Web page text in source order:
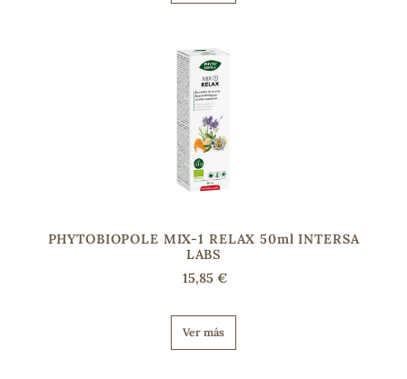
PHYTOBIOPOLE MIX-1 RELAX 50ml INTERSA
LABS
15,85 €
Ver más